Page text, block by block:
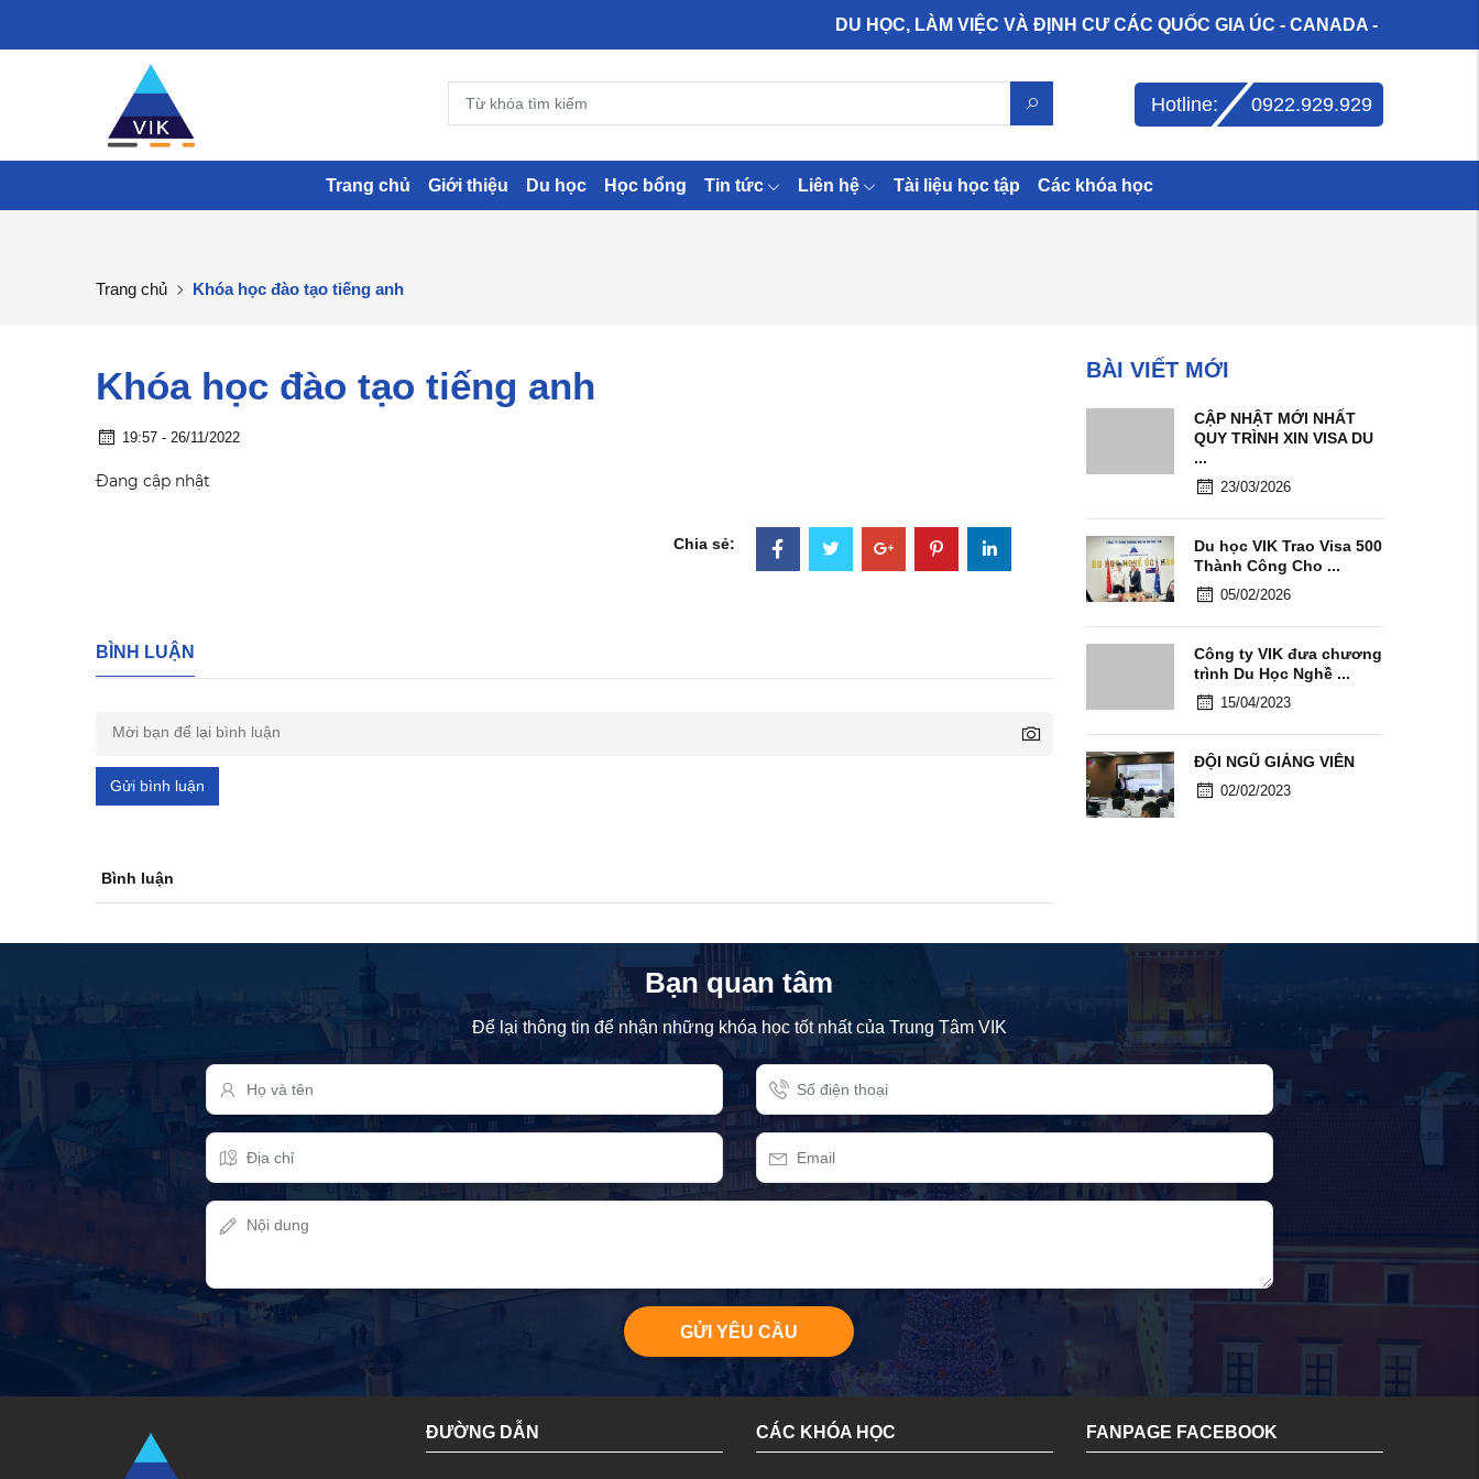
DU HỌC, LÀM VIỆC VÀ ĐỊNH CƯ CÁC QUỐC GIA ÚC - CANADA - HÀN - ĐỨC -
Hotline: 0922.929.929
Trang chủ Giới thiệu Du học Học bổng Tin tức Liên hệ Tài liệu học tập Các khóa học
Trang chủ Khóa học đào tạo tiếng anh
Khóa học đào tạo tiếng anh
19:57 - 26/11/2022
Đang cập nhật
Chia sẻ:
BÌNH LUẬN
Gửi bình luận
Bình luận
BÀI VIẾT MỚI
CẬP NHẬT MỚI NHẤT
QUY TRÌNH XIN VISA DU
...
23/03/2026
Du học VIK Trao Visa 500
Thành Công Cho ...
05/02/2026
Công ty VIK đưa chương
trình Du Học Nghề ...
15/04/2023
ĐỘI NGŨ GIẢNG VIÊN
02/02/2023
Bạn quan tâm
Để lại thông tin để nhận những khóa học tốt nhất của Trung Tâm VIK
GỬI YÊU CẦU
ĐƯỜNG DẪN CÁC KHÓA HỌC FANPAGE FACEBOOK